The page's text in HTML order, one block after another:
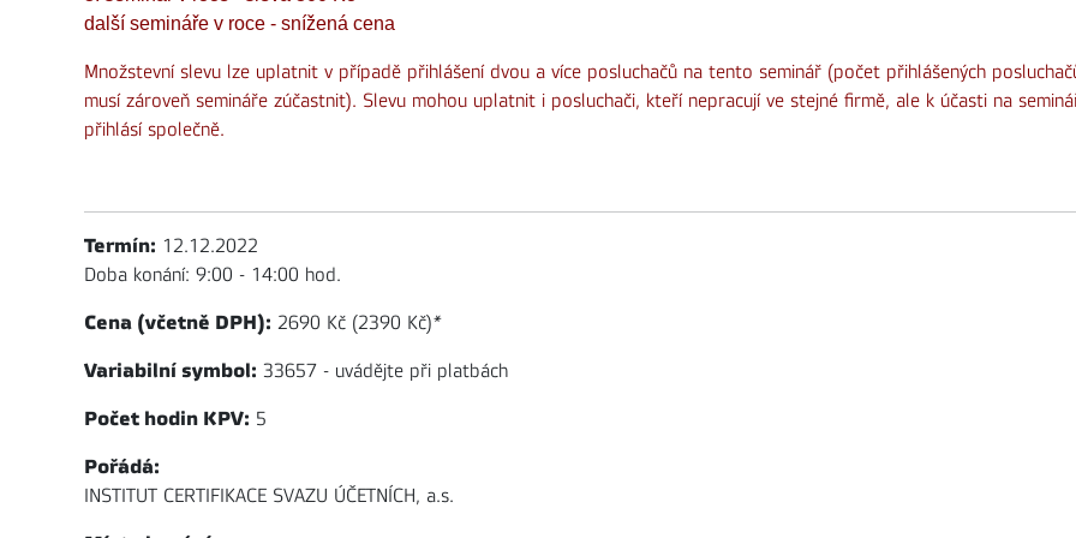
další semináře v roce - snížená cena
Množstevní slevu lze uplatnit v případě přihlášení dvou a více posluchačů na tento seminář (počet přihlášených
musí zároveň semináře zúčastnit). Slevu mohou uplatnit i posluchači, kteří nepracují ve stejné firmě, ale k účasti na
přihlásí společně.
Termín: 12.12.2022
Doba konání: 9:00 - 14:00 hod.
Cena (včetně DPH): 2690 Kč (2390 Kč)*
Variabilní symbol: 33657 - uvádějte při platbách
Počet hodin KPV: 5
Pořádá:
INSTITUT CERTIFIKACE SVAZU ÚČETNÍCH, a.s.